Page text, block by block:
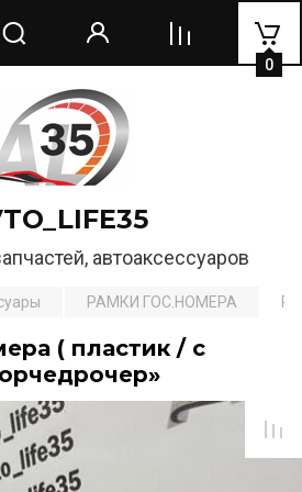
автоаксессуаров
0
РАМКИ ГОС.НОМЕРА
( пластик / с